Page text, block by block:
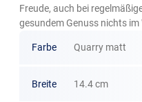
Freude, auch bei
gesundem Genuss nichts im
Farbe Quarry matt
Breite 14.4 cm